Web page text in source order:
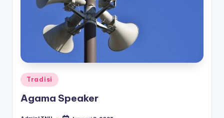
Posted
in
Tradisi
Agama Speaker